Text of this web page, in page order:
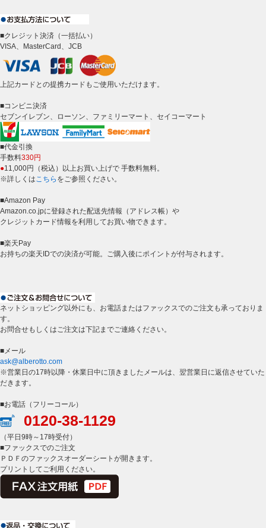
■クレジット決済（一括払い）
VISA、MasterCard、JCB
上記カードとの提携カードもご使用いただけます。
■コンビニ決済
セブンイレブン、ローソン、ファミリーマート、セイコーマート
■代金引換
手数料330円
●11,000円（税込）以上お買い上げで 手数料無料。
※詳しくはこちら をご参照ください。
■Amazon Pay
Amazon.co.jpに登録された配送先情報（アドレス帳）や
クレジットカード情報を利用してお買い物できます。
■楽天Pay
お持ちの楽天IDでの決済が可能。ご購入後にポイントが付与されます。
ネットショッピング以外にも、お電話またはファックスでのご注文も承っておりま
す。
お問合せもしくはご注文は下記までご連絡ください。
■メール
ask@alberotto.com
※営業日の17時以降・休業日中に頂きましたメールは、翌営業日に返信させていた
だきます。
■お電話（フリーコール）
0120-38-1129
（平日9時～17時受付）
■ファックスでのご注文
ＰＤＦのファックスオーダーシートが開きます。
プリントしてご利用ください。